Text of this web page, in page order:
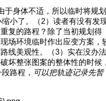
于身体不适，所以临时将规划
缩小了。（2）读者有没有发
复的路程？除了当初规划得
场环境临时作出应变方案，
线美观性。（3）实在没办法
坏整张图案的整体性的时候
路程， 可以把轨迹记录先暂